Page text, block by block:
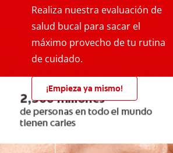
Realiza nuestra evaluación de
salud bucal para sacar el
máximo provecho de tu rutina
de cuidado.
¡Empieza ya mismo!